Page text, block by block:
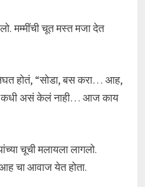
मम्मींची चूत मस्त मजा देत
होतं, “सोडा, बस करा… आह,
कधी असं केलं नाही… आज काय
चूची मलायला लागलो.
चा आवाज येत होता.